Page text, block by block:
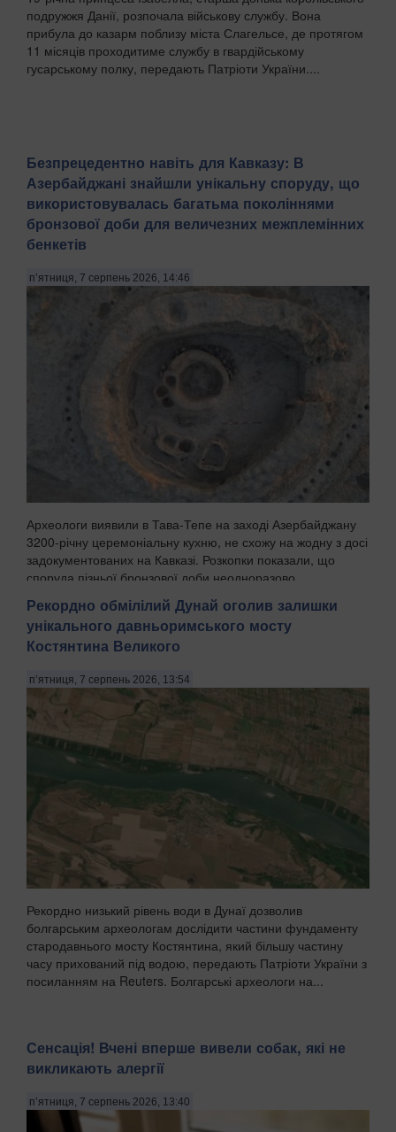
подружжя Данії, розпочала військову службу. Вона
прибула до казарм поблизу міста Слагельсе, де протягом
11 місяців проходитиме службу в гвардійському
гусарському полку, передають Патріоти України....
Безпрецедентно навіть для Кавказу: В
Азербайджані знайшли унікальну споруду, що
використовувалась багатьма поколіннями
бронзової доби для величезних межплемінних
бенкетів
п’ятниця, 7 серпень 2026, 14:46
Археологи виявили в Тава-Тепе на заході Азербайджану
3200-річну церемоніальну кухню, не схожу на жодну з досі
задокументованих на Кавказі. Розкопки показали, що
споруда пізньої бронзової доби неодноразово
перебудовувалась протягом поколінь, а попередні...
Рекордно обмілілий Дунай оголив залишки
унікального давньоримського мосту
Костянтина Великого
п’ятниця, 7 серпень 2026, 13:54
Рекордно низький рівень води в Дунаї дозволив
болгарським археологам дослідити частини фундаменту
стародавнього мосту Костянтина, який більшу частину
часу прихований під водою, передають Патріоти України з
посиланням на Reuters. Болгарські археологи на...
Сенсація! Вчені вперше вивели собак, які не
викликають алергії
п’ятниця, 7 серпень 2026, 13:40